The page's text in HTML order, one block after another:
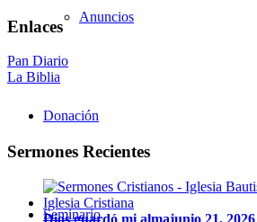
Anuncios
Donación
Seminario
Enlaces
Pan Diario
La Biblia
Sermones Recientes
Dios guardó mi almajunio 21,